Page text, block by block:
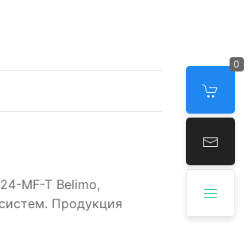
0
MF-T Belimo,
Продукция